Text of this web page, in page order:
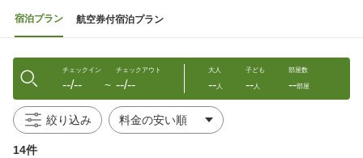
宿泊プラン 航空券付宿泊プラン
チェックイン
--/-- 〜
チェックアウト
--/--
大人
--人
子ども
--人
部屋数
--部屋
絞り込み
14件